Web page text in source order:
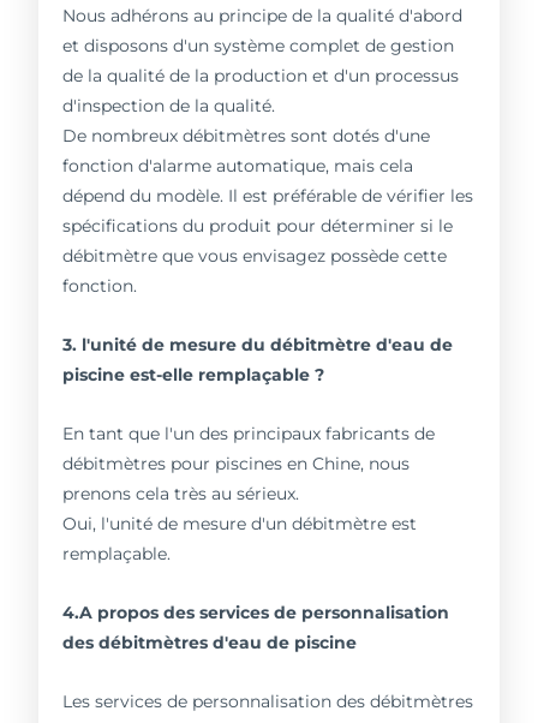
Nous adhérons au principe de la qualité d'abord
et disposons d'un système complet de gestion
de la qualité de la production et d'un processus
d'inspection de la qualité.
De nombreux débitmètres sont dotés d'une
fonction d'alarme automatique, mais cela
dépend du modèle. Il est préférable de vérifier les
spécifications du produit pour déterminer si le
débitmètre que vous envisagez possède cette
fonction.
3. l'unité de mesure du débitmètre d'eau de
piscine est-elle remplaçable ?
En tant que l'un des principaux fabricants de
débitmètres pour piscines en Chine, nous
prenons cela très au sérieux.
Oui, l'unité de mesure d'un débitmètre est
remplaçable.
4.A propos des services de personnalisation
des débitmètres d'eau de piscine
Les services de personnalisation des débitmètres